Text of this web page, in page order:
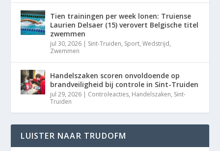
Tien trainingen per week lonen: Truiense
Laurien Delsaer (15) verovert Belgische titel
zwemmen
jul 30, 2026 | Sint-Truiden, Sport,Wedstrijd,
Zwemmen
Handelszaken scoren onvoldoende op
brandveiligheid bij controle in Sint-Truiden
jul 29, 2026 | Controleacties, Handelszaken, Sint-
Truiden
LUISTER NAAR TRUDOFM